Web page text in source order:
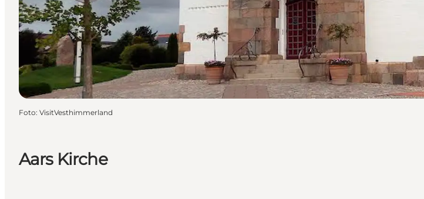
Aars Kirche
Foto: VisitVesthimmerland